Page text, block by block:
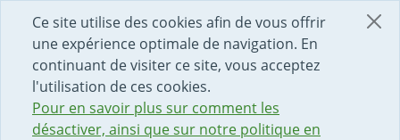
Ce site utilise des cookies afin de vous offrir
une expérience optimale de navigation. En
continuant de visiter ce site, vous acceptez
l'utilisation de ces cookies.
Pour en savoir plus sur comment les
désactiver, ainsi que sur notre politique en
DÉBUT DU CONTENU DE LA PAGE
ACCÈS AU CHAMP DE RECHERCHE
PAGE D'ACCUEIL
FORMULAIRE DE CONTACT